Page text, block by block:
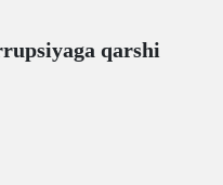
qarshi